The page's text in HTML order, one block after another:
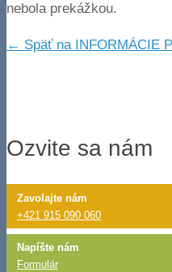
nebola prekážkou.
← Späť na INFORMÁCIE
Ozvite sa nám
Zavolajte nám
+421 915 090 060
Napíšte nám
Formulár